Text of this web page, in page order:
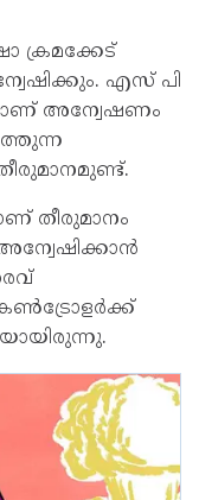
ക്രമക്കേട്
എസ് പി
അന്വേഷണം
തീരുമാനം
കണ്‍ട്രോളര്‍ക്ക്